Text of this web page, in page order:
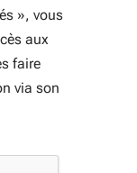
», vous
aux
faire
via son